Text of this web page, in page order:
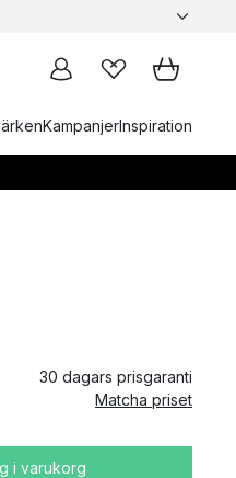
KampanjerInspiration
30 dagars prisgaranti
Matcha priset
i varukorg